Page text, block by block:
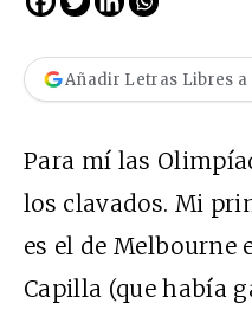
Añadir Letras Libres a
Para mí las
los clavados. Mi
es el de Melbourne
Capilla (que había